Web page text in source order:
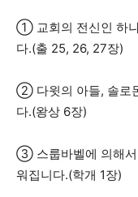
① 교회의 전신인 하
다.(출 25, 26, 27장)
② 다윗의 아들, 솔로
다.(왕상 6장)
③ 스룹바벨에 의해서
워집니다.(학개 1장)